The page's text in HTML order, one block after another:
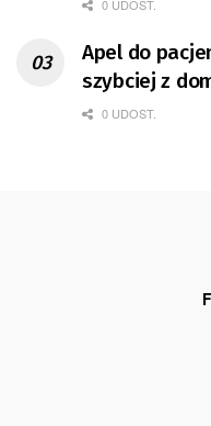
0 UDOST.
Apel do
szybciej z
0 UDOST.